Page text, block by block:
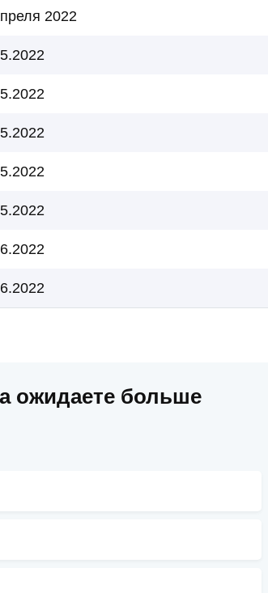
2022
ожидаете больше